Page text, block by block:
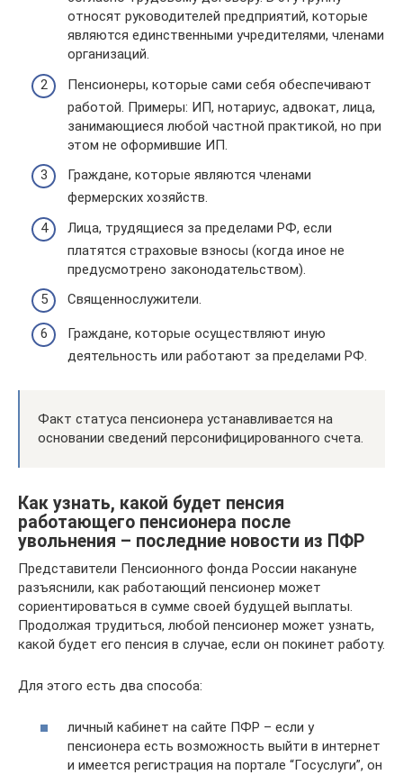
относят руководителей предприятий, которые
являются единственными учредителями, членами
организаций.
Пенсионеры, которые сами себя обеспечивают
работой. Примеры: ИП, нотариус, адвокат, лица,
занимающиеся любой частной практикой, но при
этом не оформившие ИП.
Граждане, которые являются членами
фермерских хозяйств.
Лица, трудящиеся за пределами РФ, если
платятся страховые взносы (когда иное не
предусмотрено законодательством).
Священнослужители.
Граждане, которые осуществляют иную
деятельность или работают за пределами РФ.
Факт статуса пенсионера устанавливается на
основании сведений персонифицированного счета.
Как узнать, какой будет пенсия
работающего пенсионера после
увольнения – последние новости из ПФР
Представители Пенсионного фонда России накануне
разъяснили, как работающий пенсионер может
сориентироваться в сумме своей будущей выплаты.
Продолжая трудиться, любой пенсионер может узнать,
какой будет его пенсия в случае, если он покинет работу.
Для этого есть два способа:
личный кабинет на сайте ПФР – если у
пенсионера есть возможность выйти в интернет
и имеется регистрация на портале “Госуслуги”, он